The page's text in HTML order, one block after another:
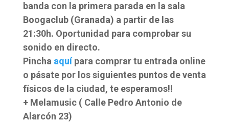
banda con la primera parada en la sala
Boogaclub (Granada) a partir de las
21:30h. Oportunidad para comprobar su
sonido en directo.
Pincha aquípara comprar tu entrada online
o pásate por los siguientes puntos de venta
físicos de la ciudad, te esperamos!!
+ Melamusic ( Calle Pedro Antonio de
Alarcón 23)